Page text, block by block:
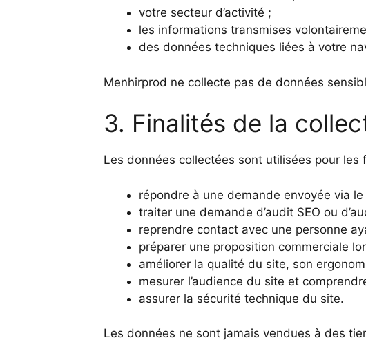
votre secteur d’activité ;
les informations transmises
des données techniques liées à votre
Menhirprod ne collecte pas de données
3. Finalités de la
Les données collectées sont utilisées pour les
répondre à une demande envoyée via
traiter une demande d’audit SEO ou
reprendre contact avec une personne
préparer une proposition commerciale
améliorer la qualité du site, son
mesurer l’audience du site et
assurer la sécurité technique du site.
Les données ne sont jamais vendues à des